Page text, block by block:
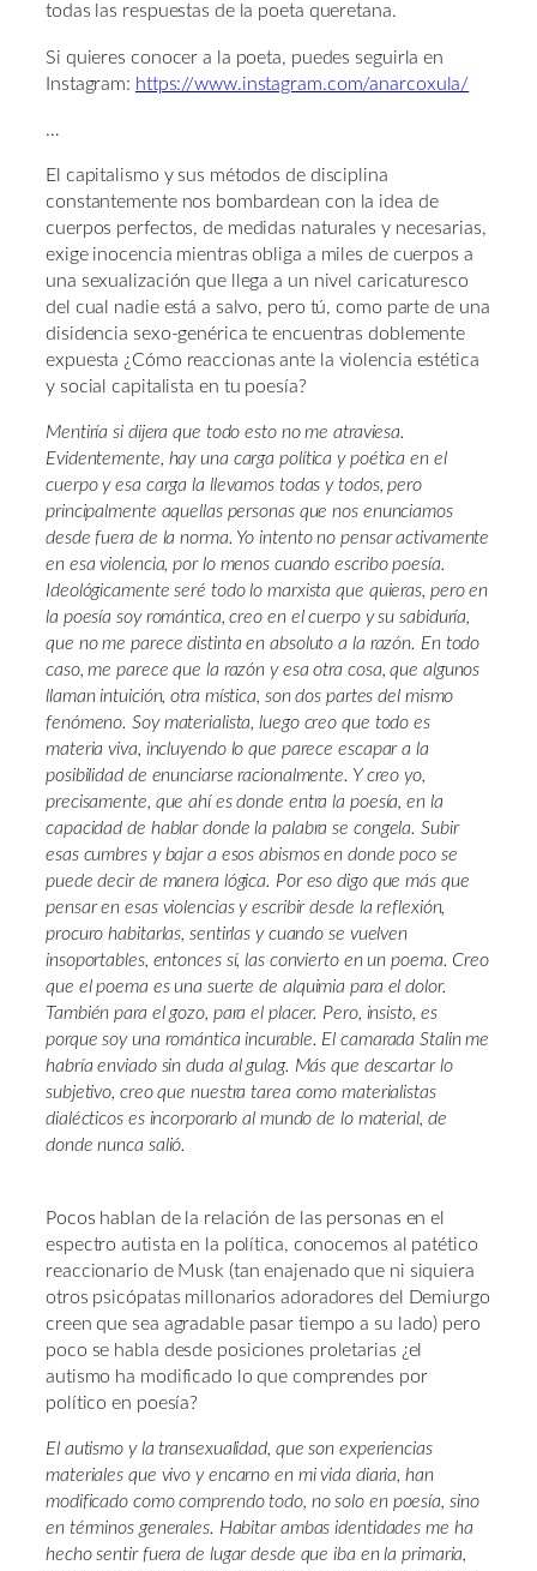
todas las respuestas de la poeta queretana.
Si quieres conocer a la poeta, puedes seguirla en
Instagram: https://www.instagram.com/anarcoxula/
…
El capitalismo y sus métodos de disciplina
constantemente nos bombardean con la idea de
cuerpos perfectos, de medidas naturales y necesarias,
exige inocencia mientras obliga a miles de cuerpos a
una sexualización que llega a un nivel caricaturesco
del cual nadie está a salvo, pero tú, como parte de una
disidencia sexo-genérica te encuentras doblemente
expuesta ¿Cómo reaccionas ante la violencia estética
y social capitalista en tu poesía?
Mentiría si dijera que todo esto no me atraviesa.
Evidentemente, hay una carga política y poética en el
cuerpo y esa carga la llevamos todas y todos, pero
principalmente aquellas personas que nos enunciamos
desde fuera de la norma. Yo intento no pensar activamente
en esa violencia, por lo menos cuando escribo poesía.
Ideológicamente seré todo lo marxista que quieras, pero en
la poesía soy romántica, creo en el cuerpo y su sabiduría,
que no me parece distinta en absoluto a la razón. En todo
caso, me parece que la razón y esa otra cosa, que algunos
llaman intuición, otra mística, son dos partes del mismo
fenómeno. Soy materialista, luego creo que todo es
materia viva, incluyendo lo que parece escapar a la
posibilidad de enunciarse racionalmente. Y creo yo,
precisamente, que ahí es donde entra la poesía, en la
capacidad de hablar donde la palabra se congela. Subir
esas cumbres y bajar a esos abismos en donde poco se
puede decir de manera lógica. Por eso digo que más que
pensar en esas violencias y escribir desde la reflexión,
procuro habitarlas, sentirlas y cuando se vuelven
insoportables, entonces sí, las convierto en un poema. Creo
que el poema es una suerte de alquimia para el dolor.
También para el gozo, para el placer. Pero, insisto, es
porque soy una romántica incurable. El camarada Stalin me
habría enviado sin duda al gulag. Más que descartar lo
subjetivo, creo que nuestra tarea como materialistas
dialécticos es incorporarlo al mundo de lo material, de
donde nunca salió.
Pocos hablan de la relación de las personas en el
espectro autista en la política, conocemos al patético
reaccionario de Musk (tan enajenado que ni siquiera
otros psicópatas millonarios adoradores del Demiurgo
creen que sea agradable pasar tiempo a su lado) pero
poco se habla desde posiciones proletarias ¿el
autismo ha modificado lo que comprendes por
político en poesía?
El autismo y la transexualidad, que son experiencias
materiales que vivo y encarno en mi vida diaria, han
modificado como comprendo todo, no solo en poesía, sino
en términos generales. Habitar ambas identidades me ha
hecho sentir fuera de lugar desde que iba en la primaria,